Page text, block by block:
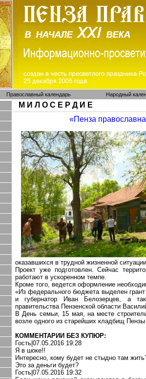
Православный календарь Народный
М И Л О С Е Р Д И Е
«Пенза
оказавшихся в трудной жизненной
Проект уже подготовлен. Сейчас
работают в ускоренном темпе.
Кроме того, ведется оформление
«Из федерального бюджета выделен
и губернатор Иван Белозерцев, а
правительства Пензенской области
В День семьи, 15 мая, наместе
возле одного из старейших кладбищ Пензы
КОММЕНТАРИИ БЕЗ КУПЮР:
Гость|07.05.2016 19:28
Я в шоке!!
Интересно, кому будет не стыдно там
Это за деньги будет?
Гость|07.05.2016 19:32